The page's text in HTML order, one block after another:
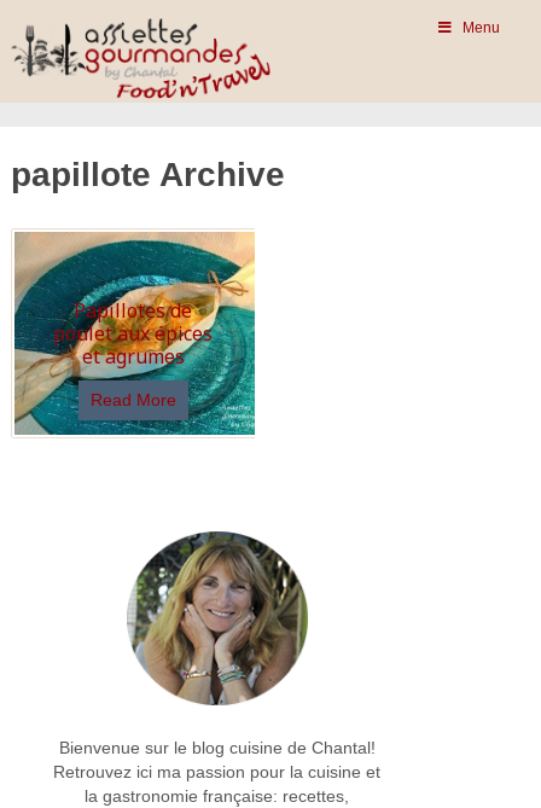
Menu
papillote Archive
Papillotes de
poulet aux épices
et agrumes
Read More
Bienvenue sur le blog cuisine de Chantal!
Retrouvez ici ma passion pour la cuisine et
la gastronomie française: recettes,